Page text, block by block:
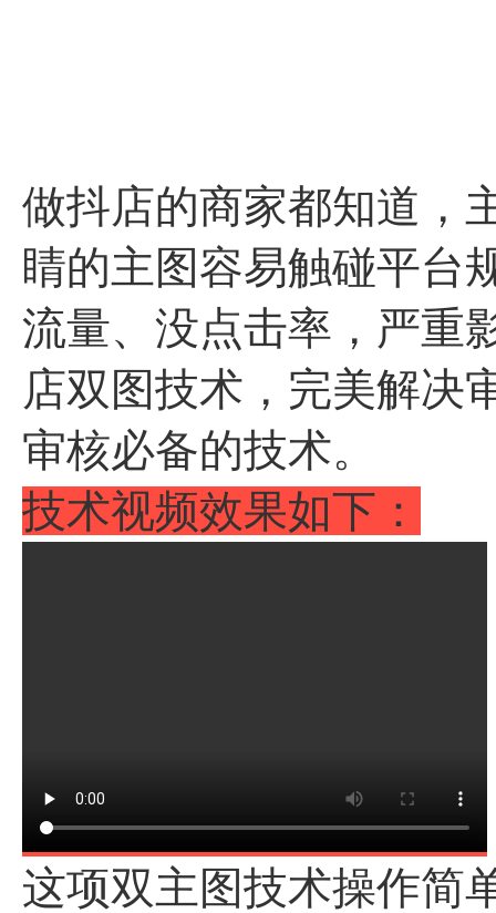
做抖店的商家都知道，
睛的主图容易触碰平台
流量、没点击率，严重
店双图技术，完美解决
审核必备的技术。
技术视频效果如下：
这项双主图技术操作简